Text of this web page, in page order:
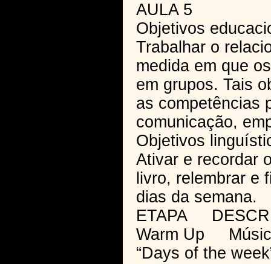
AULA 5
Objetivos
Trabalhar o
medida em que
em grupos. Tais
as competências
comunicação,
Objetivos
Ativar e recordar
livro, relembrar e
dias da semana.
ETAPA
Warm Up
“Days of the